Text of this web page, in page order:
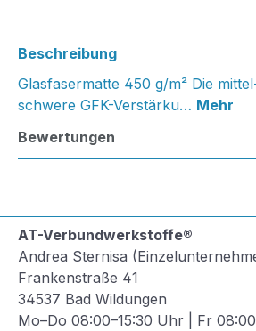
Beschreibung
Glasfasermatte 450 g/m² Die
schwere GFK-Verstärku… Mehr
Bewertungen
AT-Verbundwerkstoffe®
Andrea Sternisa
Frankenstraße 41
34537 Bad Wildungen
Mo–Do 08:00–15:30 Uhr | Fr